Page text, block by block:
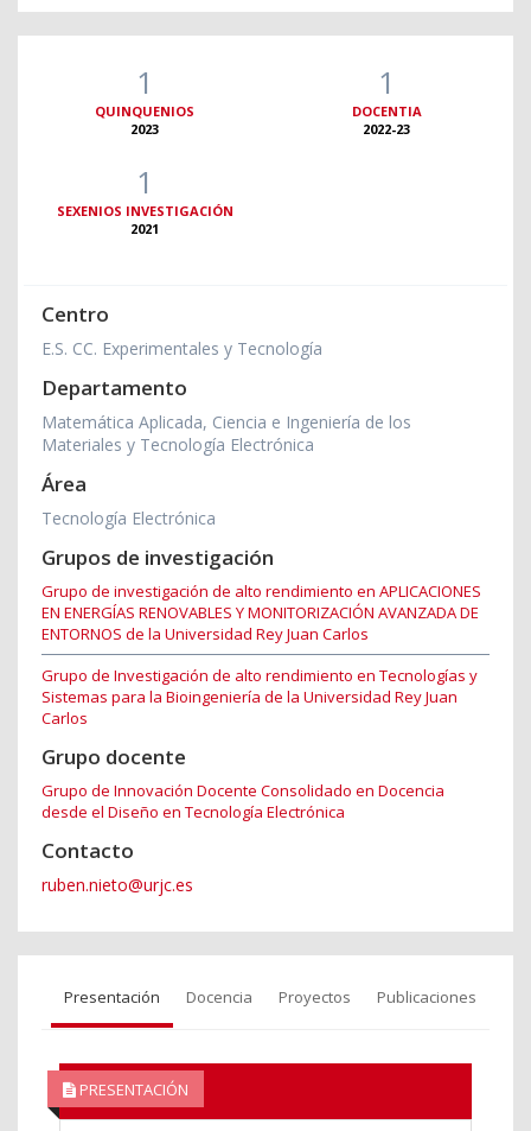
1
QUINQUENIOS
2023
1
DOCENTIA
2022-23
1
SEXENIOS INVESTIGACIÓN
2021
Centro
E.S. CC. Experimentales y Tecnología
Departamento
Matemática Aplicada, Ciencia e Ingeniería de los
Materiales y Tecnología Electrónica
Área
Tecnología Electrónica
Grupos de investigación
Grupo de investigación de alto rendimiento en APLICACIONES
EN ENERGÍAS RENOVABLES Y MONITORIZACIÓN AVANZADA DE
ENTORNOS de la Universidad Rey Juan Carlos
Grupo de Investigación de alto rendimiento en Tecnologías y
Sistemas para la Bioingeniería de la Universidad Rey Juan
Carlos
Grupo docente
Grupo de Innovación Docente Consolidado en Docencia
desde el Diseño en Tecnología Electrónica
Contacto
ruben.nieto@urjc.es
Presentación Docencia Proyectos Publicaciones
PRESENTACIÓN